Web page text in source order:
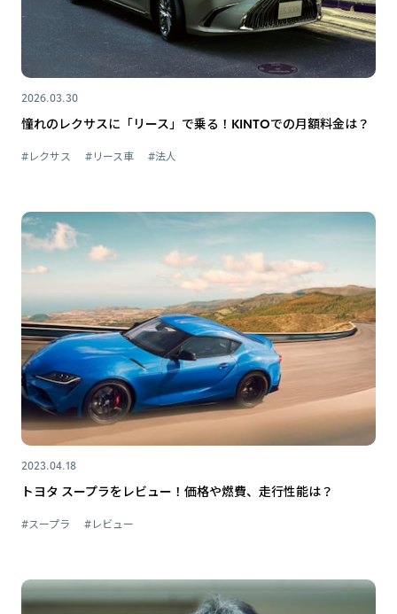
2026.03.30
憧れのレクサスに「リース」で乗る！KINTOでの月額料金は？
#レクサス #リース車 #法人
2023.04.18
トヨタ スープラをレビュー！価格や燃費、走行性能は？
#スープラ #レビュー